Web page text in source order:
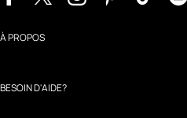
À PROPOS
BESOIN D'AIDE?